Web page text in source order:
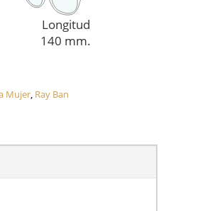
Longitud
140 mm.
Mujer, Ray Ban